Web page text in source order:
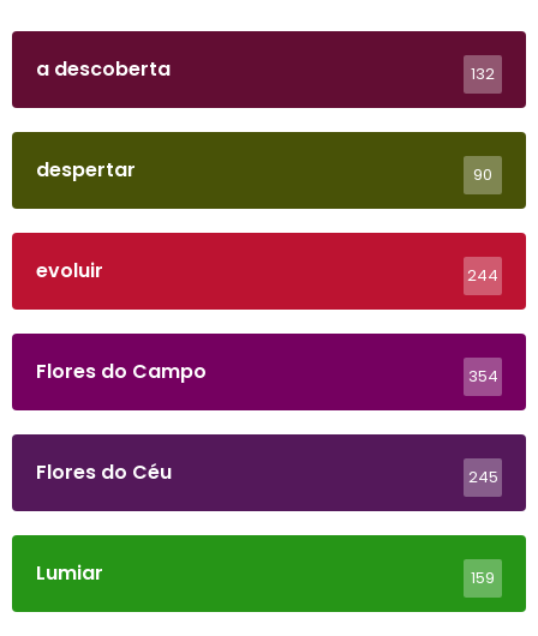
a descoberta 132
despertar 90
evoluir 244
Flores do Campo 354
Flores do Céu 245
Lumiar 159